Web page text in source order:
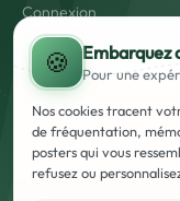
Connexion
Créer un compte
🍪 Embarquez
Pour une
Nos cookies tracent
de fréquentation,
posters qui vous
refusez ou